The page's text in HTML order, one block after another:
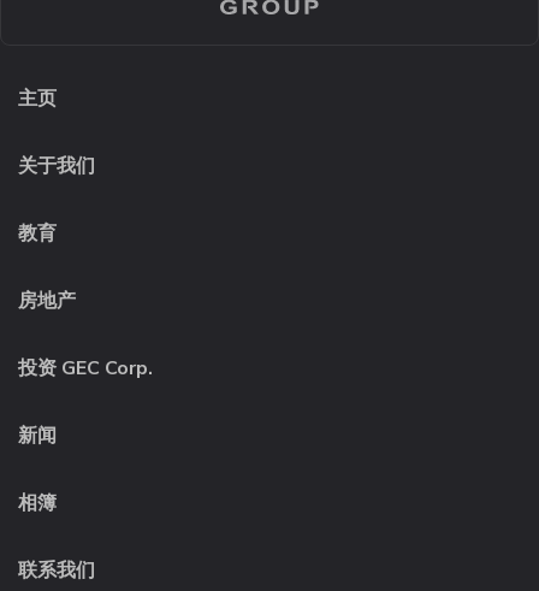
主页
关于我们
教育
房地产
投资 GEC Corp.
新闻
相簿
联系我们